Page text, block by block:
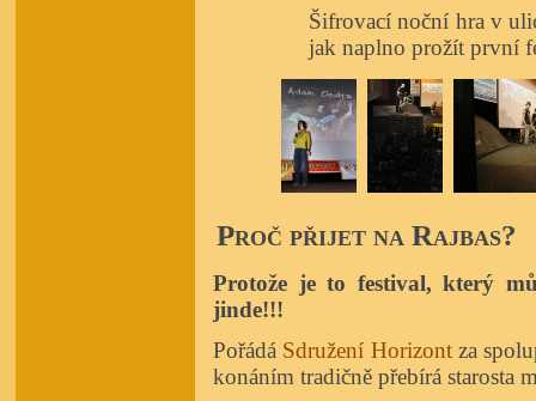
Šifrovací noční hra v
jak naplno prožít první
Proč přijet na Rajbas?
Protože je to festival, který
jinde!!!
Pořádá Sdružení Horizontza
konáním tradičně přebírá starosta